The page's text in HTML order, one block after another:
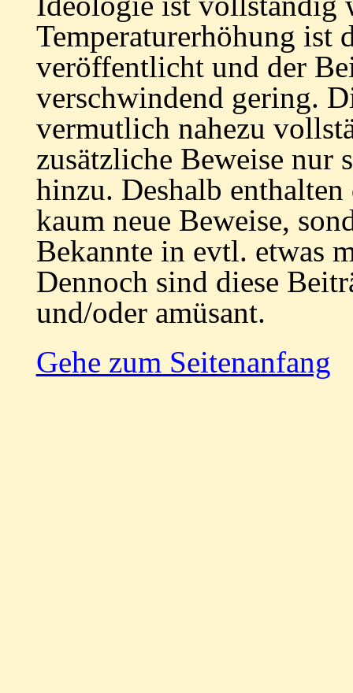
Temperaturerhöhung ist
veröffentlicht und der
verschwindend gering.
vermutlich nahezu
zusätzliche Beweise nur
hinzu. Deshalb
kaum neue Beweise,
Bekannte in evtl. etwas
Dennoch sind diese
und/oder amüsant.
Gehe zum Seitenanfang